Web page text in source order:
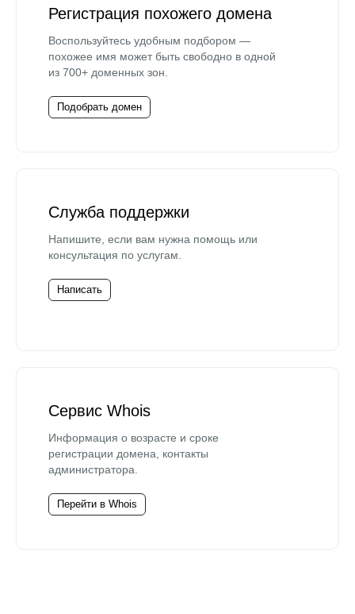
Регистрация похожего домена
Воспользуйтесь удобным подбором —
похожее имя может быть свободно в одной
из 700+ доменных зон.
Подобрать домен
Служба поддержки
Напишите, если вам нужна помощь или
консультация по услугам.
Написать
Сервис Whois
Информация о возрасте и сроке
регистрации домена, контакты
администратора.
Перейти в Whois